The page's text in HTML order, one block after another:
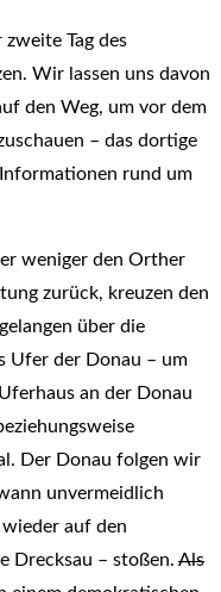
Tag des
Wir lassen uns davon
den Weg, um vor dem
– das dortige
rund um
weniger den Orther
zurück, kreuzen den
über die
Ufer der Donau – um
an der Donau
Der Donau folgen wir
unvermeidlich
auf den
Drecksau – stoßen. Als